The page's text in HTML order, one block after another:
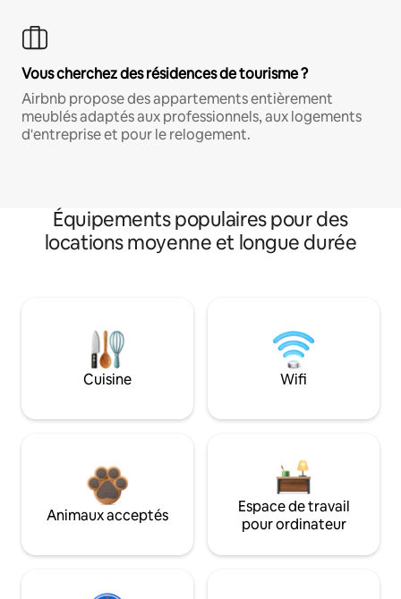
Vous cherchez des résidences de tourisme ?
Airbnb propose des appartements entièrement
meublés adaptés aux professionnels, aux logements
d'entreprise et pour le relogement.
Équipements populaires pour des
locations moyenne et longue durée
Cuisine Wifi
Animaux acceptés
Espace de travail
pour ordinateur